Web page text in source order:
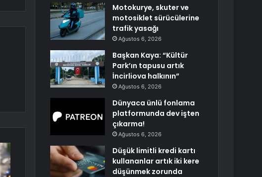
Motokurye, skuter ve
motosiklet sürücülerine
trafik yasağı
Ağustos 6, 2026
Başkan Kaya: “Kültür
Park’ın tapusu artık
İncirliova halkının”
Ağustos 6, 2026
Dünyaca ünlü fonlama
platformunda dev işten
çıkarma!
Ağustos 6, 2026
Düşük limitli kredi kartı
kullananlar artık iki kere
düşünmek zorunda